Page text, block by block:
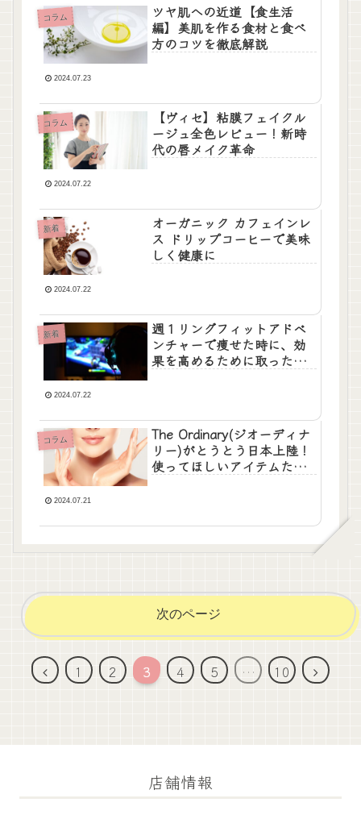
コラム
ツヤ肌への近道【食生活
編】美肌を作る食材と食べ
方のコツを徹底解説
2024.07.23
コラム
【ヴィセ】粘膜フェイクル
ージュ全色レビュー！新時
代の唇メイク革命
2024.07.22
新着
オーガニック カフェインレ
ス ドリップコーヒーで美味
しく健康に
2024.07.22
新着
週１リングフィットアドベ
ンチャーで痩せた時に、効
果を高めるために取った食
2024.07.22
コラム
The Ordinary(ジオーディナ
リー)がとうとう日本上陸！
使ってほしいアイテムたち
2024.07.21
次のページ
前
1 2 3 4 5 … 10
次
店舗情報